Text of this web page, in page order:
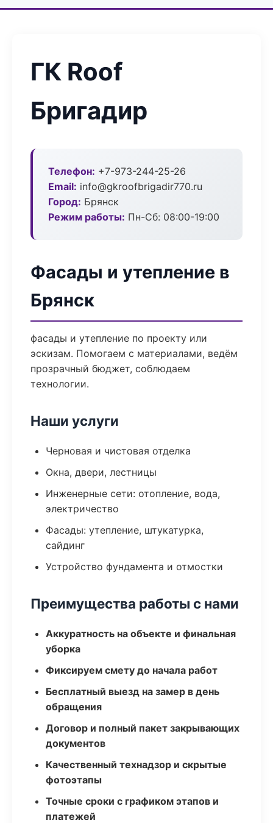
ГК Roof
Бригадир
Телефон: +7-973-244-25-26
Email: info@gkroofbrigadir770.ru
Город: Брянск
Режим работы: Пн-Сб: 08:00-19:00
Фасады и утепление в
Брянск
фасады и утепление по проекту или
эскизам. Помогаем с материалами, ведём
прозрачный бюджет, соблюдаем
технологии.
Наши услуги
Черновая и чистовая отделка
Окна, двери, лестницы
Инженерные сети: отопление, вода,
электричество
Фасады: утепление, штукатурка,
сайдинг
Устройство фундамента и отмостки
Преимущества работы с нами
Аккуратность на объекте и финальная
уборка
Фиксируем смету до начала работ
Бесплатный выезд на замер в день
обращения
Договор и полный пакет закрывающих
документов
Качественный технадзор и скрытые
фотоэтапы
Точные сроки с графиком этапов и
платежей